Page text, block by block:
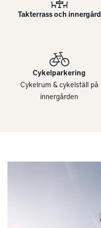
Takterrass och innergård
Cykelparkering
Cykelrum & cykelställ på
innergården